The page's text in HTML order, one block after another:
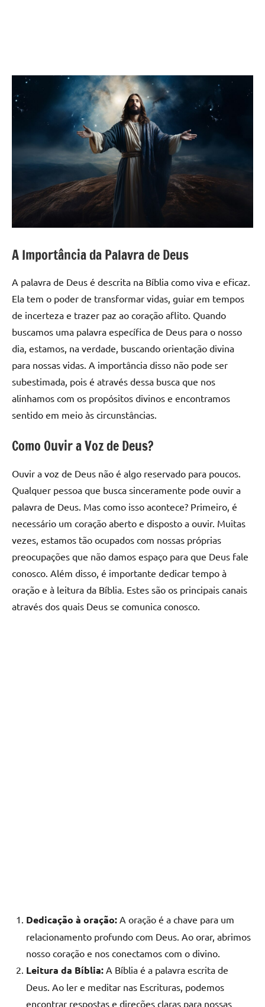
A Importância da Palavra de Deus
A palavra de Deus é descrita na Bíblia como viva e eficaz.
Ela tem o poder de transformar vidas, guiar em tempos
de incerteza e trazer paz ao coração aflito. Quando
buscamos uma palavra específica de Deus para o nosso
dia, estamos, na verdade, buscando orientação divina
para nossas vidas. A importância disso não pode ser
subestimada, pois é através dessa busca que nos
alinhamos com os propósitos divinos e encontramos
sentido em meio às circunstâncias.
Como Ouvir a Voz de Deus?
Ouvir a voz de Deus não é algo reservado para poucos.
Qualquer pessoa que busca sinceramente pode ouvir a
palavra de Deus. Mas como isso acontece? Primeiro, é
necessário um coração aberto e disposto a ouvir. Muitas
vezes, estamos tão ocupados com nossas próprias
preocupações que não damos espaço para que Deus fale
conosco. Além disso, é importante dedicar tempo à
oração e à leitura da Bíblia. Estes são os principais canais
através dos quais Deus se comunica conosco.
Dedicação à oração: A oração é a chave para um
relacionamento profundo com Deus. Ao orar, abrimos
nosso coração e nos conectamos com o divino.
Leitura da Bíblia: A Bíblia é a palavra escrita de
Deus. Ao ler e meditar nas Escrituras, podemos
encontrar respostas e direções claras para nossas